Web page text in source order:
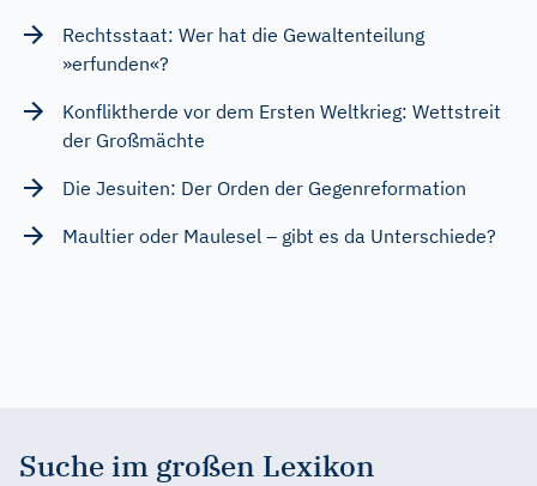
Rechtsstaat: Wer hat die Gewaltenteilung
»erfunden«?
Konfliktherde vor dem Ersten Weltkrieg: Wettstreit
der Großmächte
Die Jesuiten: Der Orden der Gegenreformation
Maultier oder Maulesel – gibt es da Unterschiede?
Suche im großen Lexikon